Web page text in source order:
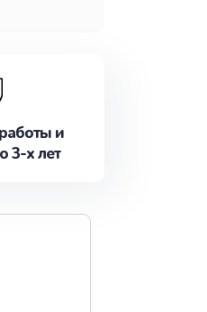
и
3-х лет